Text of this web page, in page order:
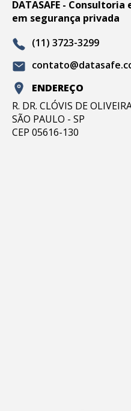
DATASAFE -
em segurança privada
(11) 3723-3299
ENDEREÇO
R. DR. CLÓVIS DE
SÃO PAULO - SP
CEP 05616-130